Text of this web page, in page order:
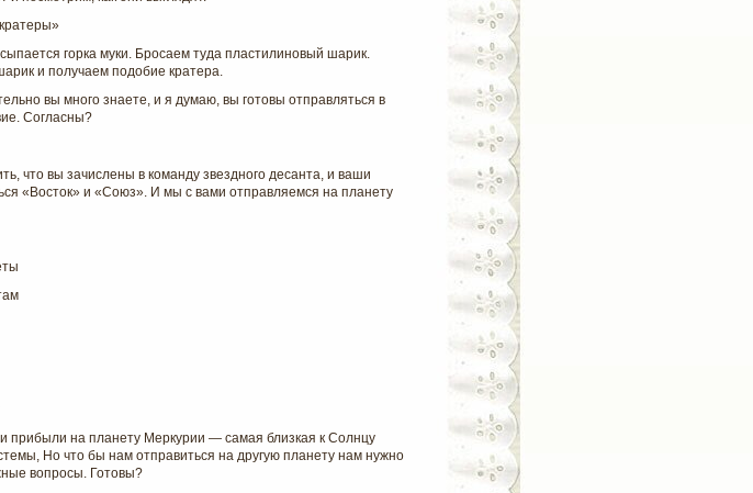
горка муки. Бросаем туда пластилиновый шарик.
и получаем подобие кратера.
вы много знаете, и я думаю, вы готовы отправляться в
Согласны?
что вы зачислены в команду звездного десанта, и ваши
«Восток» и «Союз». И мы с вами отправляемся на планету
прибыли на планету Меркурии — самая близкая к Солнцу
Но что бы нам отправиться на другую планету нам нужно
вопросы. Готовы?